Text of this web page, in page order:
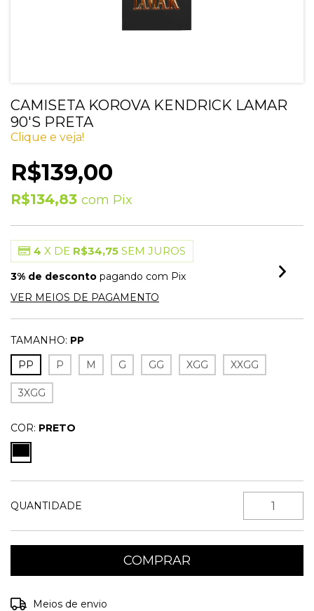
CAMISETA KOROVA KENDRICK LAMAR
90'S PRETA
Clique e veja!
R$139,00
R$134,83 com Pix
4 X DE R$34,75 SEM JUROS
3% de desconto pagando com Pix
VER MEIOS DE PAGAMENTO
TAMANHO: PP
PP
P M G GG XGG XXGG
3XGG
COR: PRETO
QUANTIDADE
Entregas para o CEP:
Meios de envio